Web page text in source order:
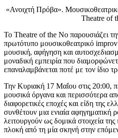
«Ανοιχτή Πρόβα».
Theatre of
Το Theatre of the No παρουσιάζει
πρωτότυπο μουσικοθεατρικό
μουσική, αφήγηση και
μοναδική εμπειρία που
επαναλαμβάνεται ποτέ με τον ίδιο
Την Κυριακή 17 Μαΐου στις 20:00,
μουσικά όργανα και περισσότερα
διαφορετικές εποχές και είδη της
συνθέτουν μια ενιαία αφηγηματική
λειτουργούν ως δομικά στοιχεία
πλοκή από τη μία σκηνή στην